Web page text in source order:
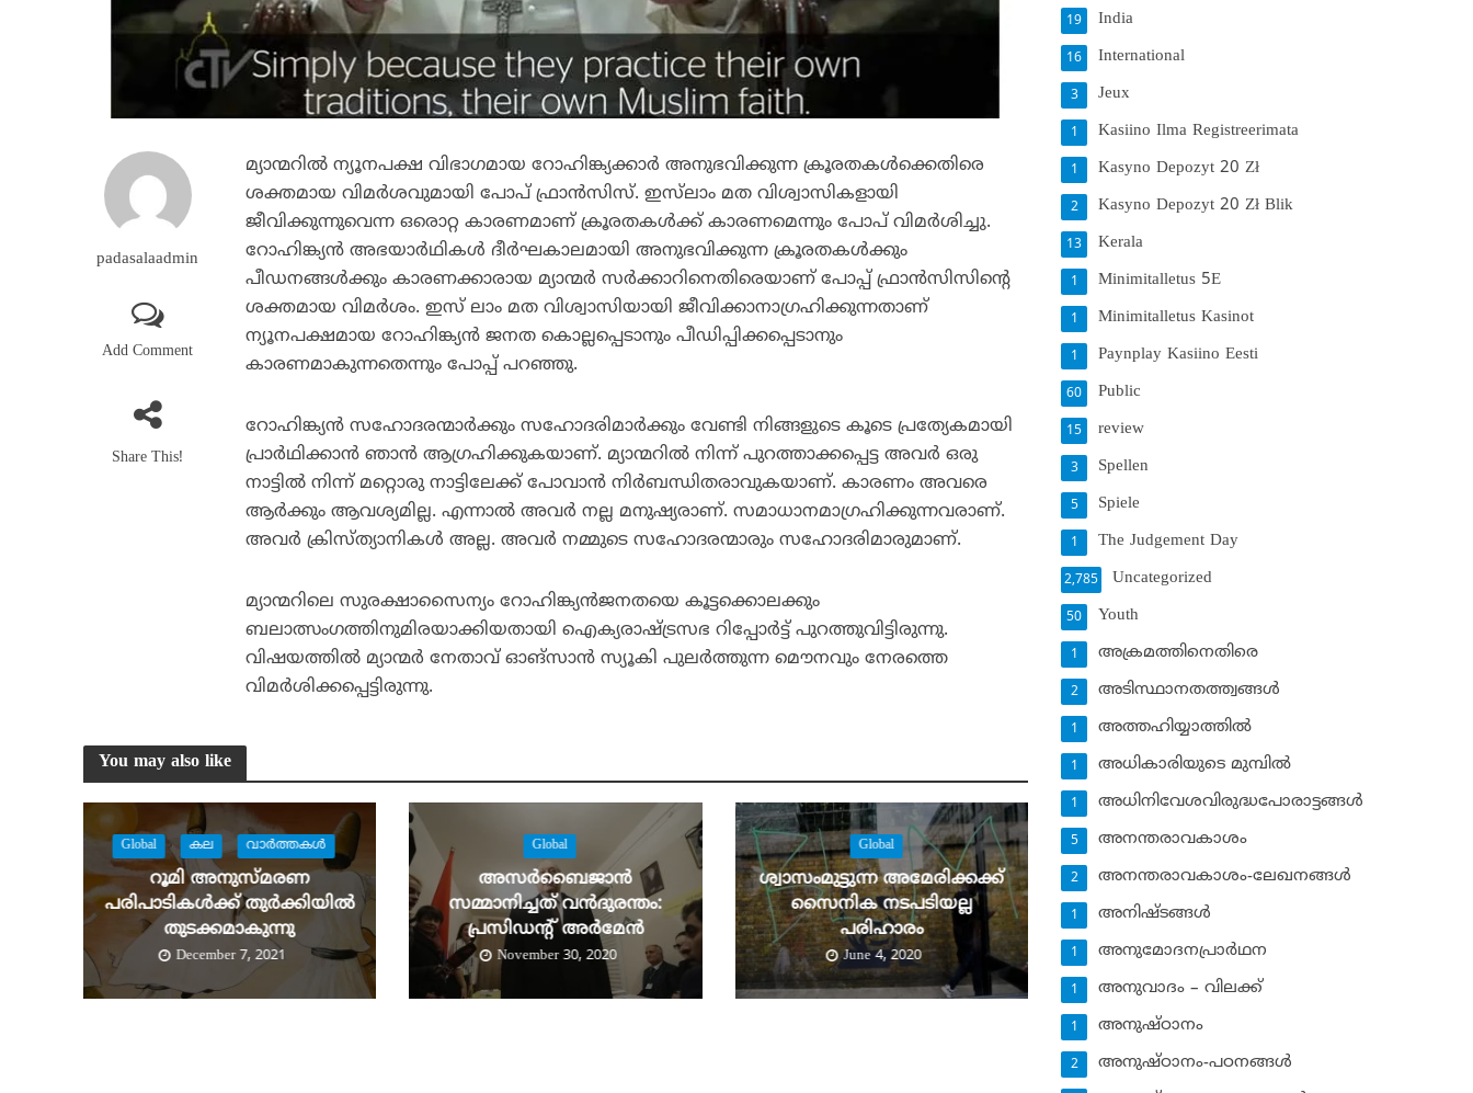
padasalaadmin
Add Comment
Share This!
മ്യാന്മറില്‍ ന്യൂനപക്ഷ വിഭാഗമായ റോഹിങ്ക്യക്കാര്‍ അനുഭവിക്കുന്ന ക്രൂരതകള്‍ക്കെതിരെ
ശക്തമായ വിമര്‍ശവുമായി പോപ് ഫ്രാന്‍സിസ്. ഇസ്‌ലാം മത വിശ്വാസികളായി
ജീവിക്കുന്നുവെന്ന ഒരൊറ്റ കാരണമാണ് ക്രൂരതകള്‍ക്ക് കാരണമെന്നും പോപ് വിമര്‍ശിച്ചു.
റോഹിങ്ക്യന്‍ അഭയാര്‍ഥികള്‍ ദീര്‍ഘകാലമായി അനുഭവിക്കുന്ന ക്രൂരതകള്‍ക്കും
പീഡനങ്ങള്‍ക്കും കാരണക്കാരായ മ്യാന്മര്‍ സര്‍ക്കാറിനെതിരെയാണ് പോപ്പ് ഫ്രാന്‍സിസിന്റെ
ശക്തമായ വിമര്‍ശം. ഇസ് ലാം മത വിശ്വാസിയായി ജീവിക്കാനാഗ്രഹിക്കുന്നതാണ്
ന്യൂനപക്ഷമായ റോഹിങ്ക്യന്‍ ജനത കൊല്ലപ്പെടാനും പീഡിപ്പിക്കപ്പെടാനും
കാരണമാകുന്നതെന്നും പോപ്പ് പറഞ്ഞു.
റോഹിങ്ക്യന്‍ സഹോദരന്മാര്‍ക്കും സഹോദരിമാര്‍ക്കും വേണ്ടി നിങ്ങളുടെ കൂടെ പ്രത്യേകമായി
പ്രാര്‍ഥിക്കാന്‍ ഞാന്‍ ആഗ്രഹിക്കുകയാണ്. മ്യാന്മറില്‍ നിന്ന് പുറത്താക്കപ്പെട്ട അവര്‍ ഒരു
നാട്ടില്‍ നിന്ന് മറ്റൊരു നാട്ടിലേക്ക് പോവാന്‍ നിര്‍ബന്ധിതരാവുകയാണ്. കാരണം അവരെ
ആര്‍ക്കും ആവശ്യമില്ല. എന്നാല്‍ അവര്‍ നല്ല മനുഷ്യരാണ്. സമാധാനമാഗ്രഹിക്കുന്നവരാണ്.
അവര്‍ ക്രിസ്ത്യാനികള്‍ അല്ല. അവര്‍ നമ്മുടെ സഹോദരന്മാരും സഹോദരിമാരുമാണ്.
മ്യാന്മറിലെ സുരക്ഷാസൈന്യം റോഹിങ്ക്യന്‍ജനതയെ കൂട്ടക്കൊലക്കും
ബലാത്സംഗത്തിനുമിരയാക്കിയതായി ഐക്യരാഷ്ട്രസഭ റിപ്പോര്‍ട്ട് പുറത്തുവിട്ടിരുന്നു.
വിഷയത്തില്‍ മ്യാന്മര്‍ നേതാവ് ഓങ്‌സാന്‍ സ്യൂകി പുലര്‍ത്തുന്ന മൌനവും നേരത്തെ
വിമര്‍ശിക്കപ്പെട്ടിരുന്നു.
You may also like
Global കല വാര്‍ത്തകള്‍
റൂമി അനുസ്മരണ
പരിപാടികൾക്ക് തുർക്കിയിൽ
തുടക്കമാകുന്നു
December 7, 2021
Global
അസര്‍ബൈജാന്‍
സമ്മാനിച്ചത് വന്‍ദുരന്തം:
പ്രസിഡന്റ് അര്‍മേന്‍
November 30, 2020
Global
ശ്വാസംമുട്ടുന്ന അമേരിക്കക്ക്
സൈനിക നടപടിയല്ല
പരിഹാരം
June 4, 2020
India
19
International
16
Jeux
3
Kasiino Ilma Registreerimata
1
Kasyno Depozyt 20 Zł
1
Kasyno Depozyt 20 Zł Blik
2
Kerala
13
Minimitalletus 5E
1
Minimitalletus Kasinot
1
Paynplay Kasiino Eesti
1
Public
60
review
15
Spellen
3
Spiele
5
The Judgement Day
1
Uncategorized
2,785
Youth
50
അക്രമത്തിനെതിരെ
1
അടിസ്ഥാനതത്ത്വങ്ങള്‍
2
അത്തഹിയ്യാത്തില്‍
1
അധികാരിയുടെ മുമ്പില്‍
1
അധിനിവേശവിരുദ്ധപോരാട്ടങ്ങള്‍
1
അനന്തരാവകാശം
5
അനന്തരാവകാശം-ലേഖനങ്ങള്‍
2
അനിഷ്ടങ്ങള്‍
1
അനുമോദനപ്രാര്‍ഥന
1
അനുവാദം – വിലക്ക്‌
1
അനുഷ്ഠാനം
1
അനുഷ്ഠാനം-പഠനങ്ങള്‍
2